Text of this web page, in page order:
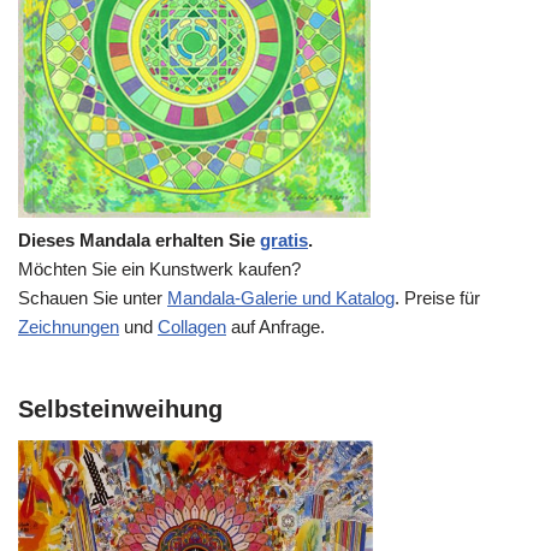
Dieses Mandala erhalten Sie gratis.
Möchten Sie ein Kunstwerk kaufen?
Schauen Sie unter Mandala-Galerie und Katalog. Preise für
Zeichnungen und Collagen auf Anfrage.
Selbsteinweihung